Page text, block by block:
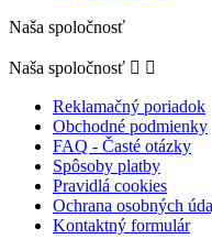
Naša spoločnosť
Naša spoločnosť  
Reklamačný poriadok
Obchodné podmienky
FAQ - Časté otázky
Spôsoby platby
Pravidlá cookies
Ochrana osobných
Kontaktný formulár